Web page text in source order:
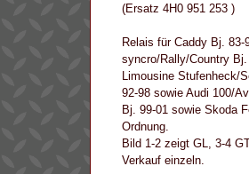
(Ersatz 4H0 951 253 )
Relais für Caddy Bj.
syncro/Rally/Country
Limousine Stufenheck/
92-98 sowie Audi 100/
Bj. 99-01 sowie Skoda
Ordnung.
Bild 1-2 zeigt GL, 3-4
Verkauf einzeln.